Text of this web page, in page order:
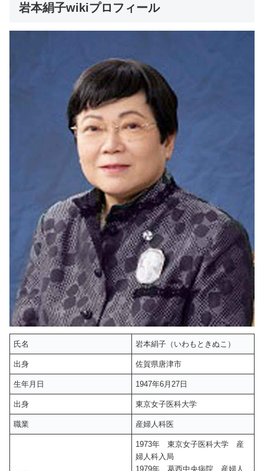
岩本絹子wikiプロフィール
氏名 岩本絹子（いわもときぬこ）
出身 佐賀県唐津市
生年月日 1947年6月27日
出身 東京女子医科大学
職業 産婦人科医
1973年 東京女子医科大学 産
婦人科入局
1979年 葛西中央病院 産婦人